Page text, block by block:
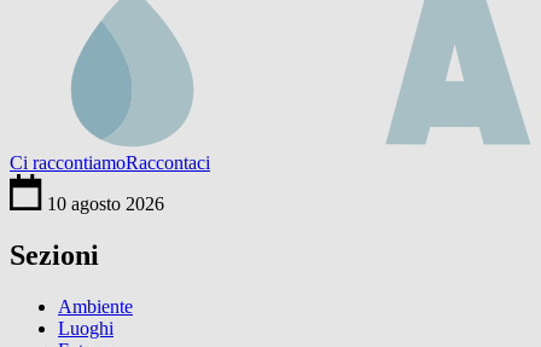
Ci raccontiamoRaccontaci
10 agosto 2026
Sezioni
Ambiente
Luoghi